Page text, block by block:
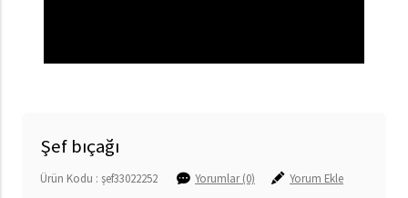
Şef bıçağı
Ürün Kodu : şef33022252 Yorumlar (0) Yorum Ekle